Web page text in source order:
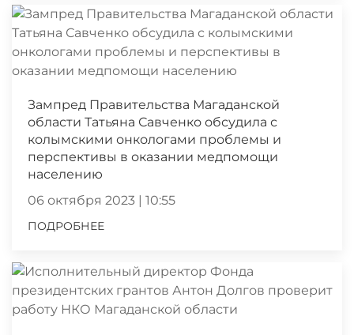
Зампред Правительства Магаданской
области Татьяна Савченко обсудила с
колымскими онкологами проблемы и
перспективы в оказании медпомощи
населению
06 октября 2023 | 10:55
ПОДРОБНЕЕ